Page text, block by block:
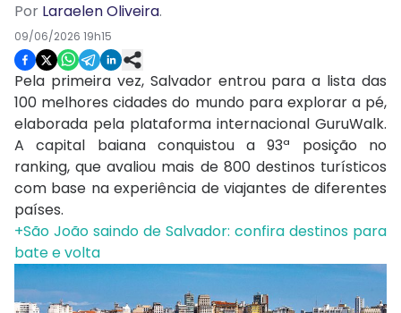
Por Laraelen Oliveira.
09/06/2026 19h15
Pela primeira vez, Salvador entrou para a lista das
100 melhores cidades do mundo para explorar a pé,
elaborada pela plataforma internacional GuruWalk.
A capital baiana conquistou a 93ª posição no
ranking, que avaliou mais de 800 destinos turísticos
com base na experiência de viajantes de diferentes
países.
+São João saindo de Salvador: confira destinos para
bate e volta